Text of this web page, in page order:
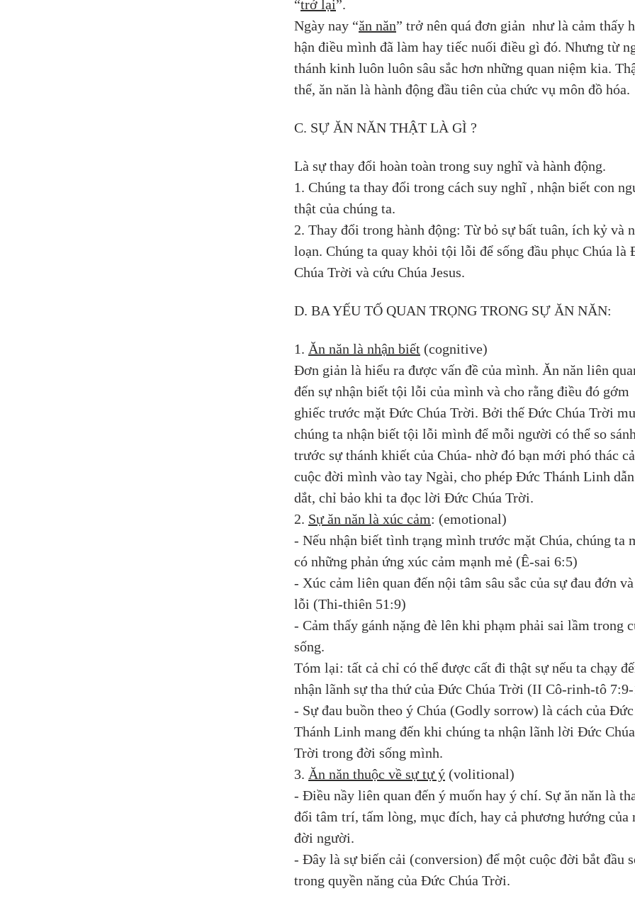
“trở lại”.
Ngày nay “ăn năn” trở nên quá đơn giản  như là cảm thấy
hận điều mình đã làm hay tiếc nuối điều gì đó. Nhưng từ
thánh kinh luôn luôn sâu sắc hơn những quan niệm kia.
thế, ăn năn là hành động đầu tiên của chức vụ môn đồ hóa.
C. SỰ ĂN NĂN THẬT LÀ GÌ ?
Là sự thay đổi hoàn toàn trong suy nghĩ và hành động.
1. Chúng ta thay đổi trong cách suy nghĩ , nhận biết con
thật của chúng ta.
2. Thay đổi trong hành động: Từ bỏ sự bất tuân, ích kỷ và
loạn. Chúng ta quay khỏi tội lỗi để sống đầu phục Chúa
Chúa Trời và cứu Chúa Jesus.
D. BA YẾU TỐ QUAN TRỌNG TRONG SỰ ĂN NĂN:
1. Ăn năn là nhận biết (cognitive)
Đơn giản là hiểu ra được vấn đề của mình. Ăn năn liên
đến sự nhận biết tội lỗi của mình và cho rằng điều đó gớm
ghiếc trước mặt Đức Chúa Trời. Bởi thế Đức Chúa Trời
chúng ta nhận biết tội lỗi mình để mỗi người có thể so
trước sự thánh khiết của Chúa- nhờ đó bạn mới phó thác
cuộc đời mình vào tay Ngài, cho phép Đức Thánh Linh
dắt, chỉ bảo khi ta đọc lời Đức Chúa Trời.
2. Sự ăn năn là xúc cảm: (emotional)
- Nếu nhận biết tình trạng mình trước mặt Chúa, chúng ta
có những phản ứng xúc cảm mạnh mẻ (Ê-sai 6:5)
- Xúc cảm liên quan đến nội tâm sâu sắc của sự đau đớn
lỗi (Thi-thiên 51:9)
- Cảm thấy gánh nặng đè lên khi phạm phải sai lầm trong
sống.
Tóm lại: tất cả chỉ có thể được cất đi thật sự nếu ta chạy
nhận lãnh sự tha thứ của Đức Chúa Trời (II Cô-rinh-tô
- Sự đau buồn theo ý Chúa (Godly sorrow) là cách của
Thánh Linh mang đến khi chúng ta nhận lãnh lời Đức
Trời trong đời sống mình.
3. Ăn năn thuộc về sự tự ý (volitional)
- Điều nầy liên quan đến ý muốn hay ý chí. Sự ăn năn là
đổi tâm trí, tấm lòng, mục đích, hay cả phương hướng
đời người.
- Đây là sự biến cải (conversion) để một cuộc đời bắt đầu
trong quyền năng của Đức Chúa Trời.